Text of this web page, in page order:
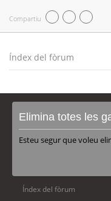
Compartiu
Índex del fòrum
Elimina totes les
Esteu segur que voleu
Índex del fòrum